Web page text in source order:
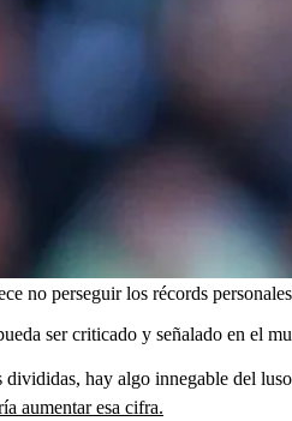
no perseguir los récords
ser criticado y señalado en el
divididas, hay algo innegable del
aumentar esa cifra.